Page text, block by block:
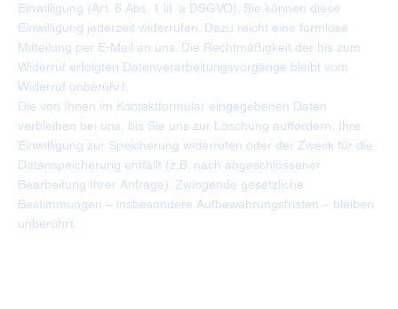
Einwilligung (Art. 6 Abs. 1 lit. a DSGVO). Sie können diese
Einwilligung jederzeit widerrufen. Dazu reicht eine formlose
Mitteilung per E-Mail an uns. Die Rechtmäßigkeit der bis zum
Widerruf erfolgten Datenverarbeitungsvorgänge bleibt vom
Widerruf unberührt.
Die von Ihnen im Kontaktformular eingegebenen Daten
verbleiben bei uns, bis Sie uns zur Löschung auffordern, Ihre
Einwilligung zur Speicherung widerrufen oder der Zweck für die
Datenspeicherung entfällt (z.B. nach abgeschlossener
Bearbeitung Ihrer Anfrage). Zwingende gesetzliche
Bestimmungen – insbesondere Aufbewahrungsfristen – bleiben
unberührt.